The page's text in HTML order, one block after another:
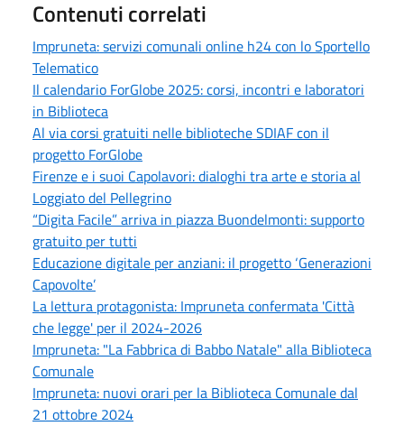
Contenuti correlati
Impruneta: servizi comunali online h24 con lo Sportello
Telematico
Il calendario ForGlobe 2025: corsi, incontri e laboratori
in Biblioteca
Al via corsi gratuiti nelle biblioteche SDIAF con il
progetto ForGlobe
Firenze e i suoi Capolavori: dialoghi tra arte e storia al
Loggiato del Pellegrino
“Digita Facile” arriva in piazza Buondelmonti: supporto
gratuito per tutti
Educazione digitale per anziani: il progetto ‘Generazioni
Capovolte’
La lettura protagonista: Impruneta confermata 'Città
che legge' per il 2024-2026
Impruneta: "La Fabbrica di Babbo Natale" alla Biblioteca
Comunale
Impruneta: nuovi orari per la Biblioteca Comunale dal
21 ottobre 2024